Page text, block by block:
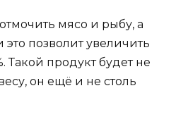
мясо и рыбу, а
это позволит увеличить
Такой продукт будет не
он ещё и не столь